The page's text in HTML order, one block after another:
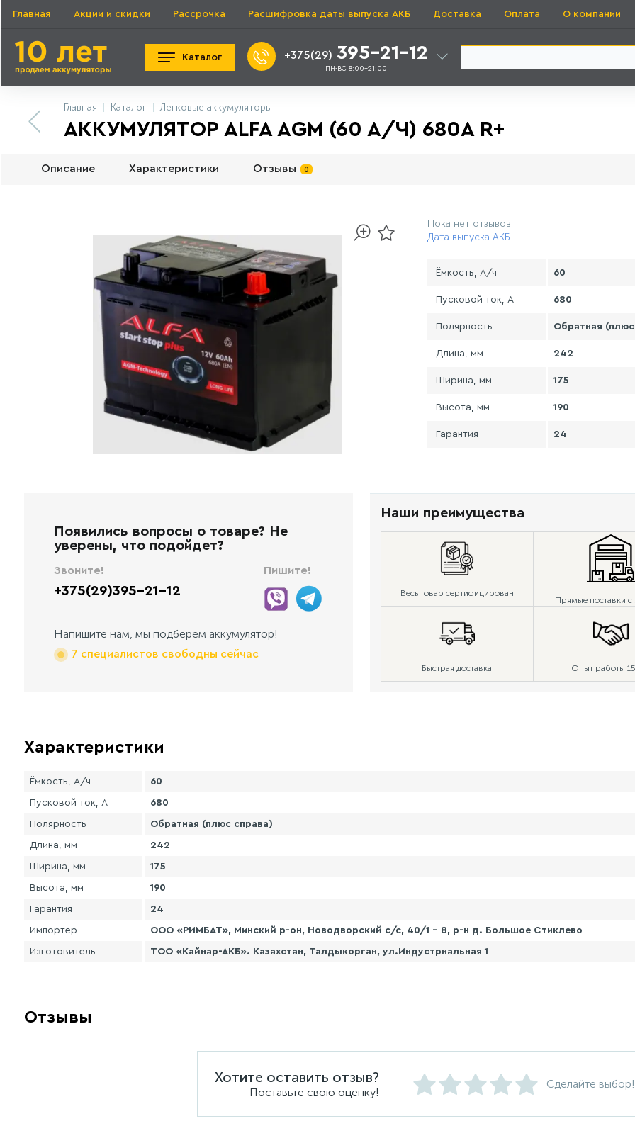
Главная Акции и скидки Рассрочка Расшифровка даты выпуска АКБ Доставка Оплата О компании
Каталог +375(29) 395-21-12
ПН-ВС 8:00-21:00
Главная Каталог Легковые аккумуляторы
АККУМУЛЯТОР ALFA AGM (60 A/Ч) 680A R+
Описание Характеристики Отзывы 0
Пока нет отзывов
Дата выпуска АКБ
Ёмкость, А/ч 60
Пусковой ток, А 680
Полярность Обратная
Длина, мм 242
Ширина, мм 175
Высота, мм 190
Гарантия 24
Появились вопросы о товаре? Не
уверены, что подойдет?
Звоните!
+375(29)395-21-12
Пишите!
Напишите нам, мы подберем аккумулятор!
7 специалистов свободны сейчас
Наши преимущества
Весь товар сертифицирован
Прямые поставки с
Быстрая доставка Опыт работы
Характеристики
Ёмкость, А/ч 60
Пусковой ток, А 680
Полярность Обратная (плюс справа)
Длина, мм 242
Ширина, мм 175
Высота, мм 190
Гарантия 24
Импортер ООО «РИМБАТ», Минский р-он, Новодворский с/с, 40/1 - 8, р-н д. Большое Стиклево
Изготовитель ТОО «Кайнар-АКБ». Казахстан, Талдыкорган, ул.Индустриальная 1
Отзывы
Хотите оставить отзыв?
Поставьте свою оценку!
Сделайте выбор!